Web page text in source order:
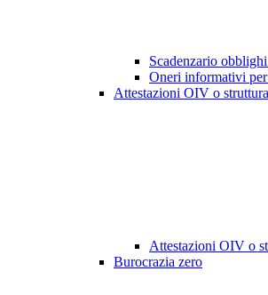
Scadenzario
Oneri informativi
Attestazioni OIV o
Attestazioni OIV o
Burocrazia zero